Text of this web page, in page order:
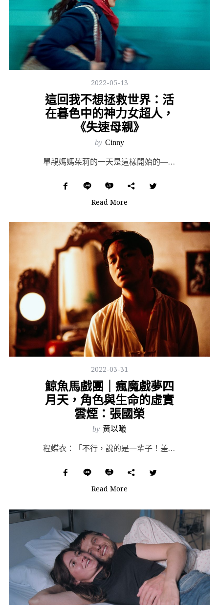
2022-05-13
這回我不想拯救世界：活
在暮色中的神力女超人，
《失速母親》
by Cinny
單親媽媽茱莉的一天是這樣開始的——清晨的鬧鐘總是在五點前響起，她從不賴床，甚至意識早在鬧鐘響前便清醒...
Read More
2022-03-31
鯨魚馬戲團｜瘋魔戲夢四
月天，角色與生命的虛實
雲煙：張國榮
by 黃以曦
程蝶衣：「不行，說的是一輩子！差一年、一個月、一天、一個時辰，都不算一輩子。」 段小樓：「蝶衣，你可...
Read More